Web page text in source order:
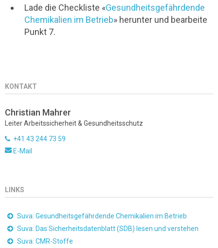
Lade die Checkliste «Gesundheitsgefährdende
Chemikalien im Betrieb» herunter und bearbeite
Punkt 7.
KONTAKT
Christian Mahrer
Leiter Arbeitssicherheit & Gesundheitsschutz
+41 43 244 73 59
E-Mail
LINKS
Suva: Gesundheitsgefährdende Chemikalien im Betrieb
Suva: Das Sicherheitsdatenblatt (SDB) lesen und verstehen
Suva: CMR-Stoffe